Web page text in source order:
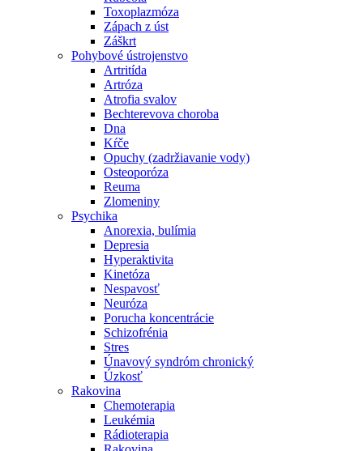
Toxoplazmóza
Zápach z úst
Záškrt
Pohybové ústrojenstvo
Artritída
Artróza
Atrofia svalov
Bechterevova choroba
Dna
Kŕče
Opuchy (zadržiavanie vody)
Osteoporóza
Reuma
Zlomeniny
Psychika
Anorexia, bulímia
Depresia
Hyperaktivita
Kinetóza
Nespavosť
Neuróza
Porucha koncentrácie
Schizofrénia
Stres
Únavový syndróm chronický
Úzkosť
Rakovina
Chemoterapia
Leukémia
Rádioterapia